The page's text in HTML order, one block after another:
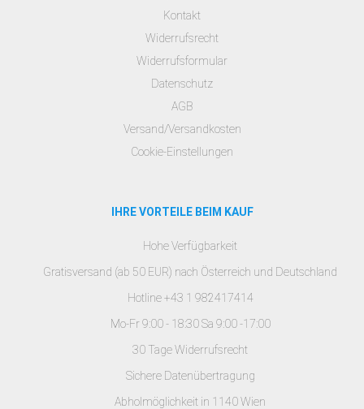
Kontakt
Widerrufsrecht
Widerrufsformular
Datenschutz
AGB
Versand/Versandkosten
Cookie-Einstellungen
IHRE VORTEILE BEIM KAUF
Hohe Verfügbarkeit
Gratisversand (ab 50 EUR) nach Österreich und Deutschland
Hotline +43 1 982417414
Mo-Fr 9:00 - 18:30 Sa 9:00 -17:00
30 Tage Widerrufsrecht
Sichere Datenübertragung
Abholmöglichkeit in 1140 Wien